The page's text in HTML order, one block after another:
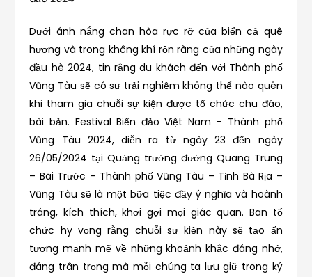
Dưới ánh nắng chan hòa rực rỡ của biển cả quê
hương và trong không khí rộn ràng của những ngày
đầu hè 2024, tin rằng du khách đến với Thành phố
Vũng Tàu sẽ có sự trải nghiệm không thể nào quên
khi tham gia chuỗi sự kiện được tổ chức chu đáo,
bài bản. Festival Biển đảo Việt Nam – Thành phố
Vũng Tàu 2024, diễn ra từ ngày 23 đến ngày
26/05/2024 tại Quảng trường đường Quang Trung
– Bãi Trước – Thành phố Vũng Tàu – Tỉnh Bà Rịa –
Vũng Tàu sẽ là một bữa tiệc đầy ý nghĩa và hoành
tráng, kích thích, khơi gợi mọi giác quan. Ban tổ
chức hy vọng rằng chuỗi sự kiện này sẽ tạo ấn
tượng mạnh mẽ về những khoảnh khắc đáng nhớ,
đáng trân trọng mà mỗi chúng ta lưu giữ trong ký